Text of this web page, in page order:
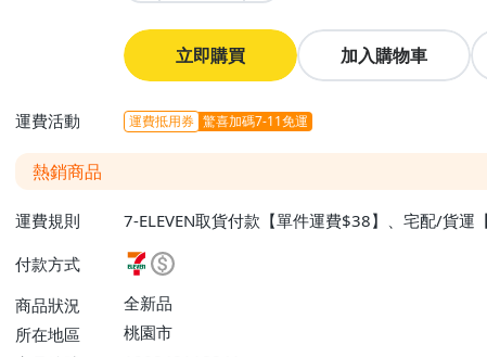
立即購買 加入購物車
運費活動 運費抵用券 驚喜加碼7-11免運
熱銷商品
運費規則
7-ELEVEN取貨付款【單件運費$38】、宅配/貨運
付款方式
商品狀況
全新品
所在地區
桃園市